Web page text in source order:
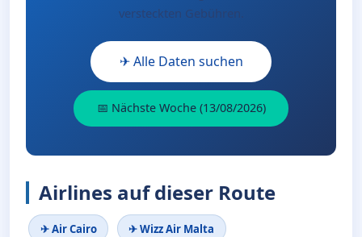
versteckten Gebühren.
✈ Alle Daten suchen
📅 Nächste Woche (13/08/2026)
Airlines auf dieser Route
✈ Air Cairo ✈ Wizz Air Malta